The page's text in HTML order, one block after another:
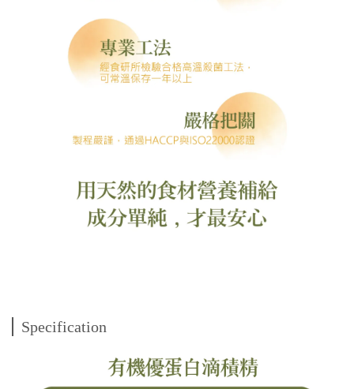
Specification